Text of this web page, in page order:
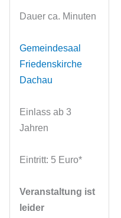
Dauer ca. Minuten
Gemeindesaal
Friedenskirche
Dachau
Einlass ab 3
Jahren
Eintritt: 5 Euro*
Veranstaltung ist
leider